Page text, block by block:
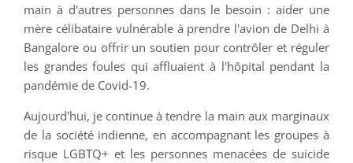
main à d'autres personnes dans le besoin : aider une
mère célibataire vulnérable à prendre l'avion de Delhi à
Bangalore ou offrir un soutien pour contrôler et réguler
les grandes foules qui affluaient à l'hôpital pendant la
pandémie de Covid-19.
Aujourd'hui, je continue à tendre la main aux marginaux
de la société indienne, en accompagnant les groupes à
risque LGBTQ+ et les personnes menacées de suicide